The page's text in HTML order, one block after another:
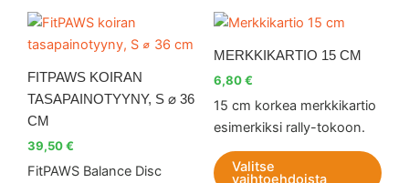
FITPAWS KOIRAN
TASAPAINOTYYNY, S ⌀ 36
CM
39,50€
FitPAWS Balance Disc
Tällä
useampi
muunnelma.
Voit
tehdä
valinnat
MERKKIKARTIO 15 CM
6,80€
15 cm korkea merkkikartio
esimerkiksi rally-tokoon.
Valitse
vaihtoehdoista